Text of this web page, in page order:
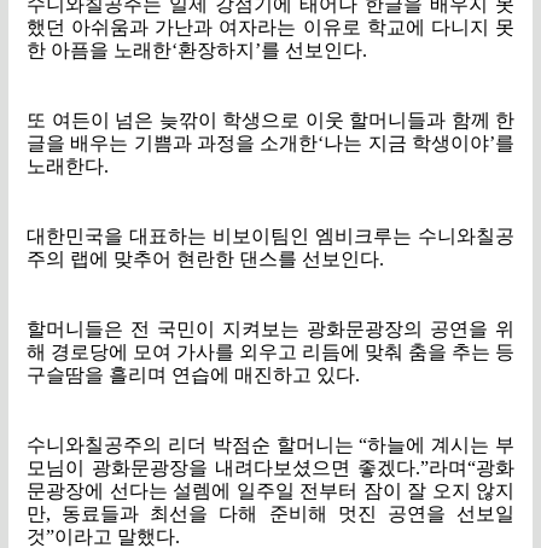
했던 아쉬움과 가난과 여자라는 이유로 학교에 다니지 못
한 아픔을 노래한‘환장하지 ’를 선보인다.
또 여든이 넘은 늦깎이 학생으로 이웃 할머니들과 함께 한
글을 배우는 기쁨과 과정을 소개한‘나는 지금 학생이야’를
노래한다.
대한민국을 대표하는 비보이팀인 엠비크루는 수니와칠공
주의 랩에 맞추어 현란한 댄스를 선보인다.
할머니들은 전 국민이 지켜보는 광화문광장의 공연을 위
해 경로당에 모여 가사를 외우고 리듬에 맞춰 춤을 추는 등
구슬땀을 흘리며 연습에 매진하고 있다.
수니와칠공주의 리더 박점순 할머니는“하늘에 계시는 부
모님이 광화문광장을 내려다보셨으면 좋겠다.”라며“광화
문광장에 선다는 설렘에 일주일 전부터 잠이 잘 오지 않지
만, 동료들과 최선을 다해 준비해 멋진 공연을 선보일
것”이라고 말했다.